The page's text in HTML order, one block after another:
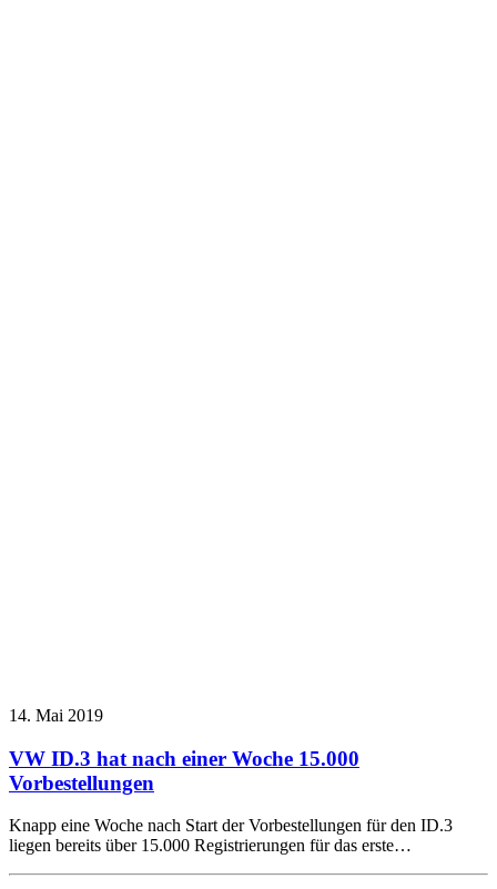
14. Mai 2019
VW ID.3 hat nach einer Woche 15.000
Vorbestellungen
Knapp eine Woche nach Start der Vorbestellungen für den ID.3
liegen bereits über 15.000 Registrierungen für das erste…